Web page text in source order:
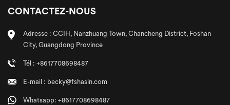
CONTACTEZ-NOUS
Adresse : CCIH, Nanzhuang Town, Chancheng District, Foshan
City, Guangdong Province
Tél : +8617708698487
E-mail : becky@fshasin.com
Whatsapp: +8617708698487